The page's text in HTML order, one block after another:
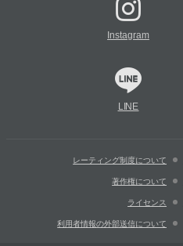
Instagram
LINE
レーティング制度について
著作権について
ライセンス
利用者情報の外部送信について